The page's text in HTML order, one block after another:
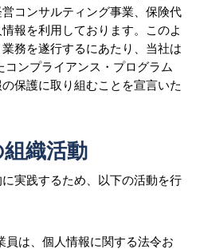
コンサルティング事業、保険代
報を利用しております。このよ
務を遂行するにあたり、当社は
ンプライアンス・プログラム
保護に取り組むことを宣言いた
織活動
実践するため、以下の活動を行
員は、個人情報に関する法令お